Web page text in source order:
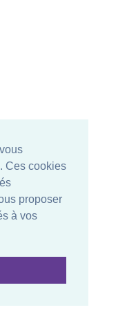
Ces cookies
proposer
à vos